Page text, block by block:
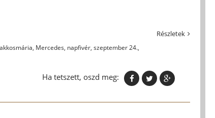
Részletek
, Mercedes, napfivér, szeptember 24.,
Ha tetszett, oszd meg: